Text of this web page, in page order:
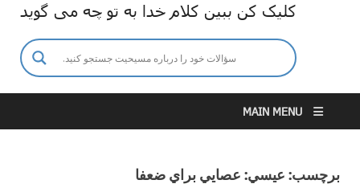
کلیک کن ببین کلام خدا به تو چه می گوید
MAIN MENU
برچسب: عيسي: عصايي براي ضعفا